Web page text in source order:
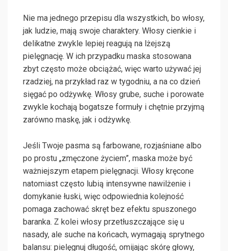
Nie ma jednego przepisu dla wszystkich, bo włosy,
jak ludzie, mają swoje charaktery. Włosy cienkie i
delikatne zwykle lepiej reagują na lżejszą
pielęgnację. W ich przypadku maska stosowana
zbyt często może obciążać, więc warto używać jej
rzadziej, na przykład raz w tygodniu, a na co dzień
sięgać po odżywkę. Włosy grube, suche i porowate
zwykle kochają bogatsze formuły i chętnie przyjmą
zarówno maskę, jak i odżywkę.
Jeśli Twoje pasma są farbowane, rozjaśniane albo
po prostu „zmęczone życiem”, maska może być
ważniejszym etapem pielęgnacji. Włosy kręcone
natomiast często lubią intensywne nawilżenie i
domykanie łuski, więc odpowiednia kolejność
pomaga zachować skręt bez efektu spuszonego
baranka. Z kolei włosy przetłuszczające się u
nasady, ale suche na końcach, wymagają sprytnego
balansu: pielęgnuj długość, omijając skórę głowy,